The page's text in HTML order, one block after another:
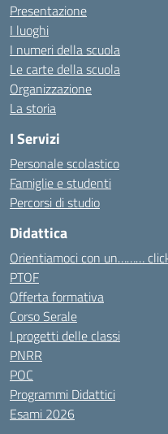
Presentazione
I luoghi
I numeri della scuola
Le carte della scuola
Organizzazione
La storia
I Servizi
Personale scolastico
Famiglie e studenti
Percorsi di studio
Didattica
Orientiamoci con un………
PTOF
Offerta formativa
Corso Serale
I progetti delle classi
PNRR
POC
Programmi Didattici
Esami 2026